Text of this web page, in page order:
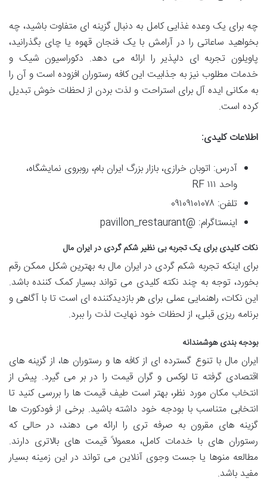
چه برای یک وعده غذایی کامل به دنبال گزینه ای متفاوت باشید، چه
بخواهید ساعاتی را در آرامش با یک فنجان قهوه یا چای بگذرانید،
پاویلون تجربه ای دلپذیر را ارائه می دهد. دکوراسیون شیک و
خدمات مطلوب نیز به جذابیت این کافه رستوران افزوده است و آن را
به مکانی ایده آل برای استراحت و لذت بردن از لحظات خوش تبدیل
کرده است.
اطلاعات کلیدی:
آدرس: اتوبان خرازی، بازار بزرگ ایران بام، روبروی نمایشگاه،
واحد ۱۱۱ RF
تلفن: ۰۹۱۰۹۱۰۱۰۷۸
اینستاگرام: @pavillon_restaurant
نکات کلیدی برای یک تجربه بی نظیر شکم گردی در ایران مال
برای اینکه تجربه شکم گردی در ایران مال به بهترین شکل ممکن رقم
بخورد، توجه به چند نکته کلیدی می تواند بسیار کمک کننده باشد.
این نکات، راهنمایی عملی برای هر بازدیدکننده ای است تا با آگاهی و
برنامه ریزی قبلی، از لحظات خود نهایت لذت را ببرد.
بودجه بندی هوشمندانه
ایران مال با تنوع گسترده ای از کافه ها و رستوران ها، از گزینه های
اقتصادی گرفته تا لوکس و گران قیمت را در بر می گیرد. پیش از
انتخاب مکان مورد نظر، بهتر است طیف قیمت ها را بررسی کنید تا
انتخابی متناسب با بودجه خود داشته باشید. برخی از فودکورت ها
گزینه های مقرون به صرفه تری را ارائه می دهند، در حالی که
رستوران های با خدمات کامل، معمولاً قیمت های بالاتری دارند.
مطالعه منوها یا جست وجوی آنلاین می تواند در این زمینه بسیار
مفید باشد.